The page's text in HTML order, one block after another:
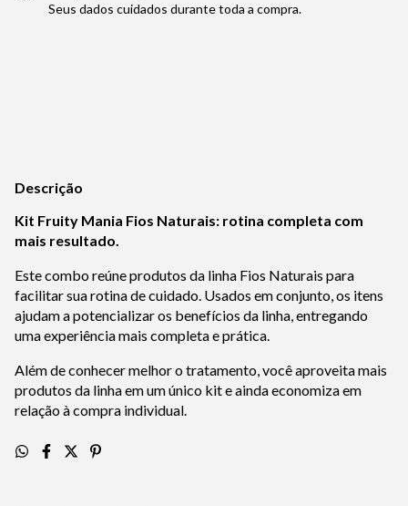
Seus dados cuidados durante toda a compra.
Descrição
Kit Fruity Mania Fios Naturais: rotina completa com
mais resultado.
Este combo reúne produtos da linha Fios Naturais para
facilitar sua rotina de cuidado. Usados em conjunto, os itens
ajudam a potencializar os benefícios da linha, entregando
uma experiência mais completa e prática.
Além de conhecer melhor o tratamento, você aproveita mais
produtos da linha em um único kit e ainda economiza em
relação à compra individual.